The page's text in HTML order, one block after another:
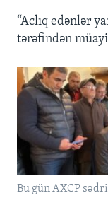
“Aclıq edənlər
tərəfindən
Bu gün AXCP